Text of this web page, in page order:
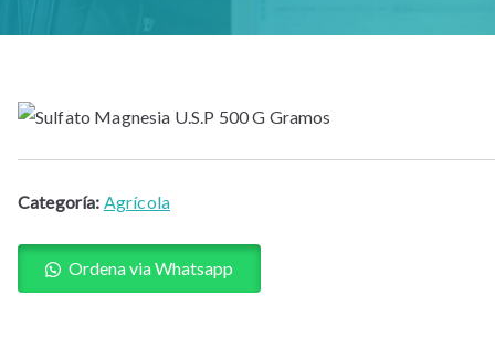
Categoría: Agrícola
Ordena via Whatsapp